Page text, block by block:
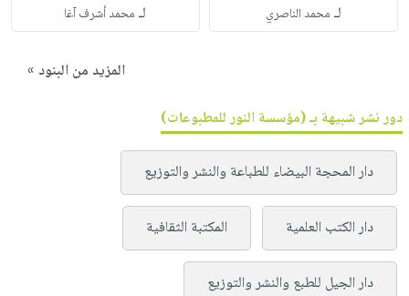
لـ محمد الناصري لـ محمد أشرف آغا
المزيد من البنود »
دور نشر شبيهة بـ (مؤسسة النور للمطبوعات)
دار المحجة البيضاء للطباعة والنشر والتوزيع
دار الكتب العلمية المكتبة الثقافية
دار الجيل للطبع والنشر والتوزيع